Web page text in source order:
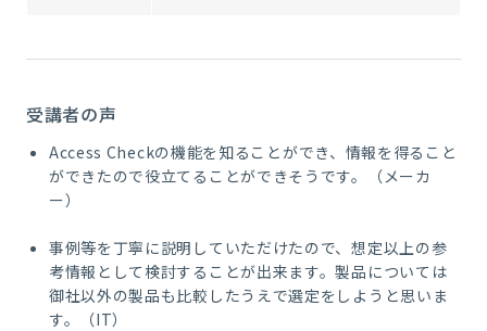
受講者の声
Access Checkの機能を知ることができ、情報を得ること
ができたので役立てることができそうです。（メーカ
ー）
事例等を丁寧に説明していただけたので、想定以上の参
考情報として検討することが出来ます。製品については
御社以外の製品も比較したうえで選定をしようと思いま
す。（IT）